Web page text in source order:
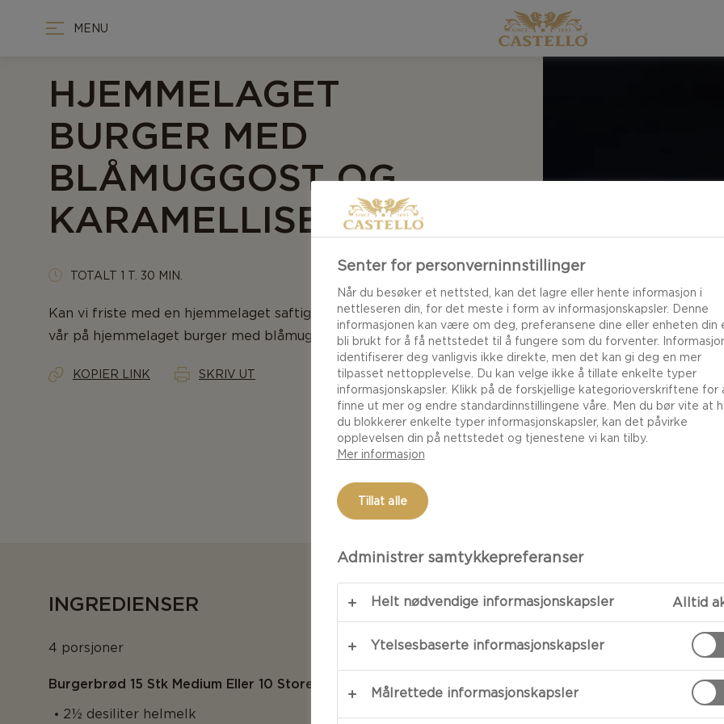
MENU
HJEMMELAGET
BURGER MED
BLÅMUGGOST OG
KARAMELLISERT LØK
TOTALT 1 T. 30 MIN.
Kan vi friste med en hjemmelaget saftig burger? Prøv oppskriften
vår på hjemmelaget burger med blåmuggost! Les mer her.
KOPIER LINK SKRIV UT
INGREDIENSER
4 porsjoner
Burgerbrød 15 Stk Medium Eller 10 Store
2½ desiliter helmelk
Oppskrift
Burger er
smaker
Senter for personverninnstillinger
Når du besøker et nettsted, kan det lagre eller hente informasjon i
nettleseren din, for det meste i form av informasjonskapsler. Denne
informasjonen kan være om deg, preferansene dine eller enheten din
bli brukt for å få nettstedet til å fungere som du forventer.
identifiserer deg vanligvis ikke direkte, men det kan gi deg en mer
tilpasset nettopplevelse. Du kan velge ikke å tillate enkelte typer
informasjonskapsler. Klikk på de forskjellige kategorioverskriftene for
finne ut mer og endre standardinnstillingene våre. Men du bør vite at
du blokkerer enkelte typer informasjonskapsler, kan det påvirke
opplevelsen din på nettstedet og tjenestene vi kan tilby.
Mer informasjon
Tillat alle
Administrer samtykkepreferanser
Helt nødvendige informasjonskapsler Alltid
Ytelsesbaserte informasjonskapsler
Målrettede informasjonskapsler